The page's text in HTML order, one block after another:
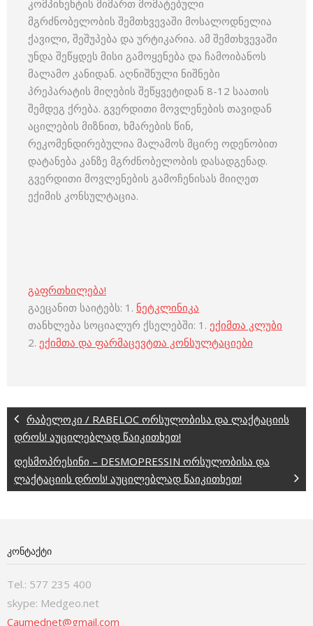
კომპინენტის მიმართ მომატებული
მგრძნობელობის შემთხვევაში მოსალოდნელია
ქავილი, შეშუპება და ურტიკარია. ამ შემთხვევაში
უნდა შეწყდეს მისი გამოყენება და ჩამოიბანოს
მალამო კანიდან. აღნიშნული ნიშნები
პრეპარატის მიღების შეწყვეტიდან 8-12 საათის
შემდეგ ქრება. გვერდითი მოვლენების თავიდან
აცილების მიზნით, ხმარების წინ,
რეკომენდირებულია მალამოს მცირე ოდენობით
დატანება კანზე მგრძნობელობის დასადგენად.
გვერდითი მოვლენების გამოჩენისას მიიღეთ
ექიმის კონსულტაცია.
გაფრთხილება!
გაეცანით საიტებს: 1. ნეტკლინიკა
თანხლება სოციალურ ქსელებში: 1. ექიმთა კლუბი
2. ექიმთა და ფარმაცევტთა კონსულტაციები
რაბელოკი / RABELOC ორსულობისა და ლაქტაციის
დროს! აუცილებლად წაიკითხეთ!
დესმოპრესინი – DESMOPRESSIN ორსულობისა და
ლაქტაციის დროს! აუცილებლად წაიკითხეთ!
ᲙᲝᲜᲢᲐᲥᲢᲘ
Tel.: 577 235 400
skype: Medgeo.net
Caumednet@gmail.com